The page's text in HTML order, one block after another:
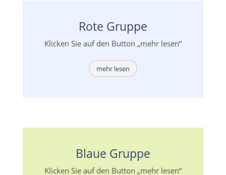
Rote Gruppe
Klicken Sie auf den Button „mehr lesen“
mehr lesen
Blaue Gruppe
Klicken Sie auf den Button „mehr lesen“